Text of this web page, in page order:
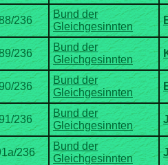
Bund der
Bund der
Bund der
Bund der
Bund der